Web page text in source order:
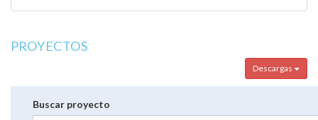
PROYECTOS
Descargas
Buscar proyecto